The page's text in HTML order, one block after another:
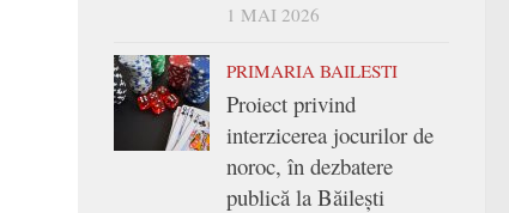
1 MAI 2026
PRIMARIA BAILESTI
Proiect privind
interzicerea jocurilor de
noroc, în dezbatere
publică la Băilești